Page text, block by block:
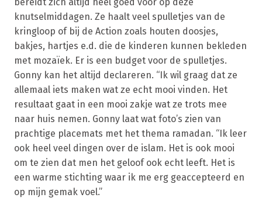
bereidt zich altijd heel goed voor op deze
knutselmiddagen. Ze haalt veel spulletjes van de
kringloop of bij de Action zoals houten doosjes,
bakjes, hartjes e.d. die de kinderen kunnen bekleden
met mozaïek. Er is een budget voor de spulletjes.
Gonny kan het altijd declareren. “Ik wil graag dat ze
allemaal iets maken wat ze echt mooi vinden. Het
resultaat gaat in een mooi zakje wat ze trots mee
naar huis nemen. Gonny laat wat foto’s zien van
prachtige placemats met het thema ramadan. “Ik leer
ook heel veel dingen over de islam. Het is ook mooi
om te zien dat men het geloof ook echt leeft. Het is
een warme stichting waar ik me erg geaccepteerd en
op mijn gemak voel.”